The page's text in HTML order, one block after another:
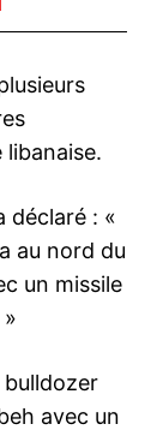
déclaré : «
au nord du
un missile
bulldozer
avec un